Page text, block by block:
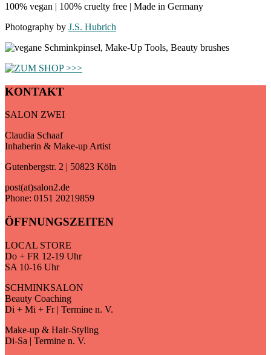
100% vegan | 100% cruelty free | Made in Germany
Photography by J.S. Hubrich
KONTAKT
SALON ZWEI
Claudia Schaaf
Inhaberin & Make-up Artist
Gutenbergstr. 2 | 50823 Köln
post(at)salon2.de
Phone: 0151 20219859
ÖFFNUNGSZEITEN
LOCAL STORE
Do + FR 12-19 Uhr
SA 10-16 Uhr
SCHMINKSALON
Beauty Coaching
Di + Mi + Fr | Termine n. V.
Make-up & Hair-Styling
Di-Sa | Termine n. V.